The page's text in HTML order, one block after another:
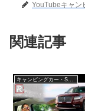
YouTubeキャン
関連記事
キャンピングカー・SUV人気車種